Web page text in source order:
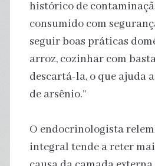
histórico de
consumido com
seguir boas práticas
arroz, cozinhar com
descartá-la, o que ajuda
de arsênio.”
O endocrinologista
integral tende a reter